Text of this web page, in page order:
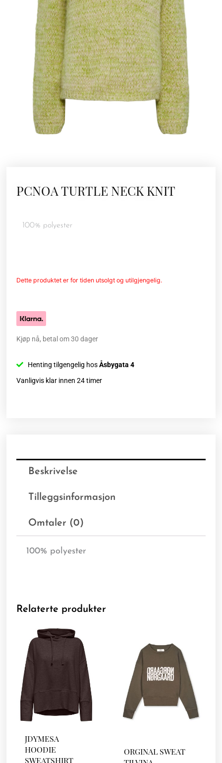
PCNOA TURTLE NECK KNIT
100% polyester
Dette produktet er for tiden utsolgt og utilgjengelig.
Kjøp nå, betal om 30 dager
Henting tilgengelig hosÅsbygata 4
Vanligvis klar innen 24 timer
Beskrivelse
Tilleggsinformasjon
Omtaler (0)
100% polyester
Relaterte produkter
JDYMESA
HOODIE
SWEATSHIRT
ORGINAL SWEAT